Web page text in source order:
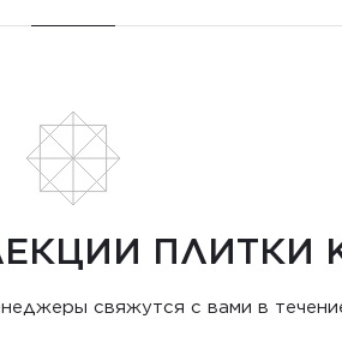
ПЛИТКИ
свяжутся с вами в